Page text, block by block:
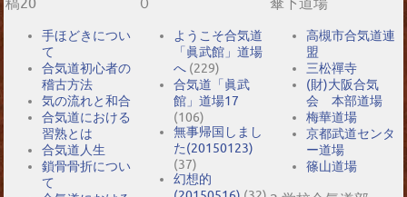
手ほどきについ
て
合気道初心者の
稽古方法
気の流れと和合
合気道における
習熟とは
合気道人生
鎖骨骨折につい
て
ようこそ合気道
「眞武館」道場
へ (229)
合気道「眞武
館」道場17
(106)
無事帰国しまし
た(20150123)
(37)
幻想的
高槻市合気道連
盟
三松禪寺
(財)大阪合気
会 本部道場
梅華道場
京都武道センタ
ー道場
篠山道場